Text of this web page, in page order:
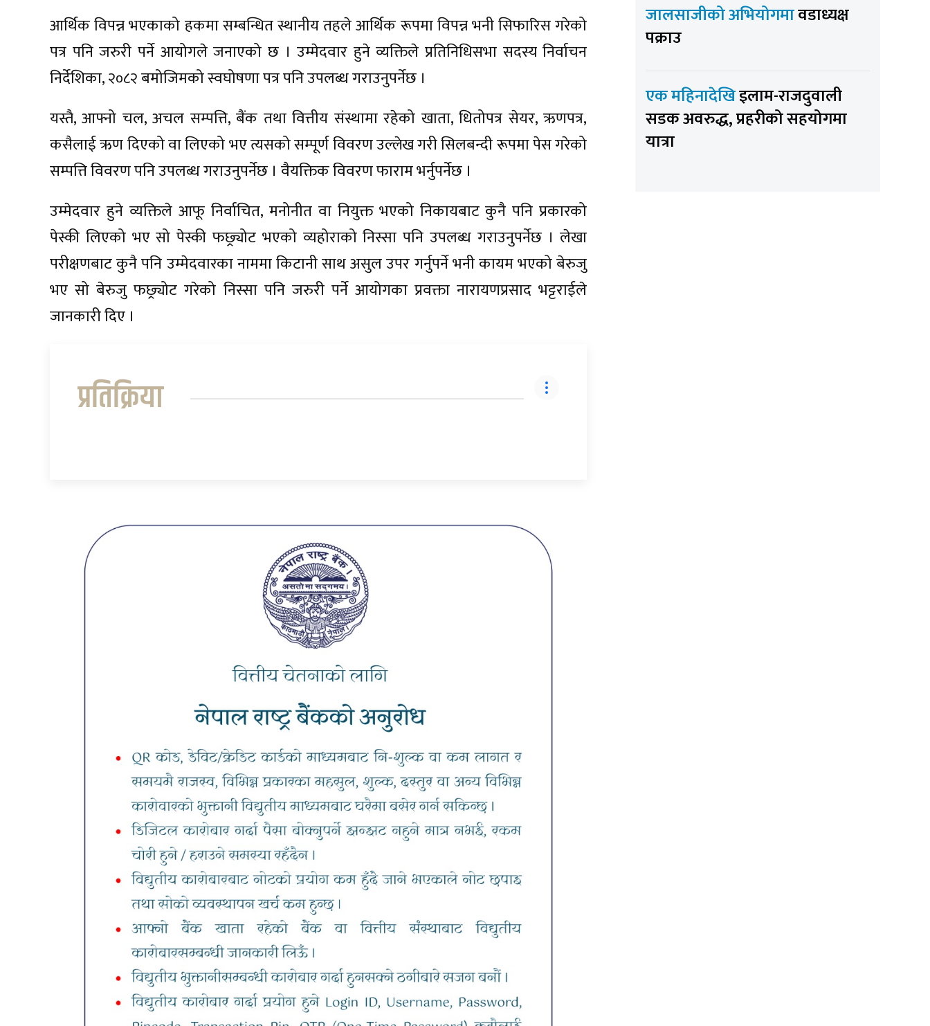
आर्थिक विपन्न भएकाको हकमा सम्बन्धित स्थानीय तहले आर्थिक रूपमा विपन्न भनी सिफारिस गरेको
पत्र पनि जरुरी पर्ने आयोगले जनाएको छ । उम्मेदवार हुने व्यक्तिले प्रतिनिधिसभा सदस्य निर्वाचन
निर्देशिका, २०८२ बमोजिमको स्वघोषणा पत्र पनि उपलब्ध गराउनुपर्नेछ ।
यस्तै, आफ्नो चल, अचल सम्पत्ति, बैंक तथा वित्तीय संस्थामा रहेको खाता, धितोपत्र सेयर, ऋणपत्र,
कसैलाई ऋण दिएको वा लिएको भए त्यसको सम्पूर्ण विवरण उल्लेख गरी सिलबन्दी रूपमा पेस गरेको
सम्पत्ति विवरण पनि उपलब्ध गराउनुपर्नेछ । वैयक्तिक विवरण फाराम भर्नुपर्नेछ ।
उम्मेदवार हुने व्यक्तिले आफू निर्वाचित, मनोनीत वा नियुक्त भएको निकायबाट कुनै पनि प्रकारको
पेस्की लिएको भए सो पेस्की फछ्र्योट भएको व्यहोराको निस्सा पनि उपलब्ध गराउनुपर्नेछ । लेखा
परीक्षणबाट कुनै पनि उम्मेदवारका नाममा किटानी साथ असुल उपर गर्नुपर्ने भनी कायम भएको बेरुजु
भए सो बेरुजु फछ्र्योट गरेको निस्सा पनि जरुरी पर्ने आयोगका प्रवक्ता नारायणप्रसाद भट्टराईले
जानकारी दिए ।
प्रतिक्रिया
जालसाजीको अभियोगमावडाध्यक्ष
पक्राउ
एक महिनादेखिइलाम-राजदुवाली
सडक अवरुद्ध, प्रहरीको सहयोगमा
यात्रा